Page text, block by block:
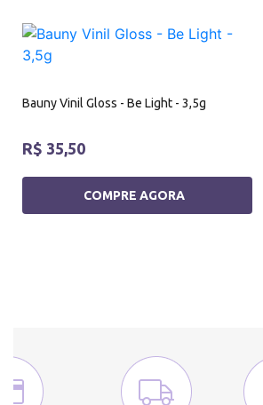
Bauny Vinil Gloss - Be Light - 3,5g
R$ 35,50
COMPRE AGORA